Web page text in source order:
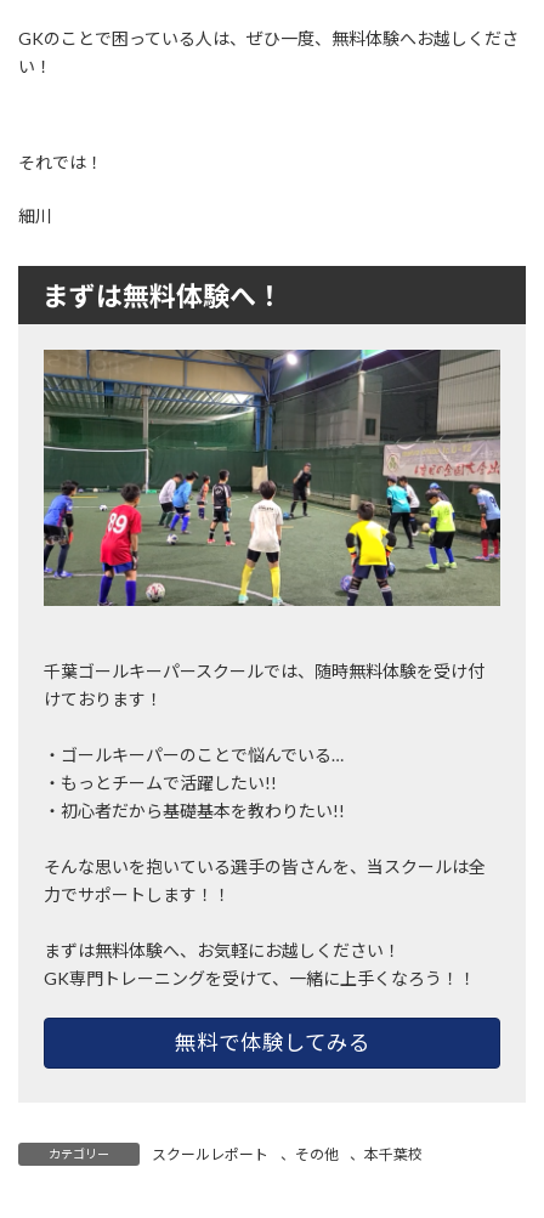
GKのことで困っている人は、ぜひ一度、無料体験へお越しくださ
い！
それでは！
細川
まずは無料体験へ！
千葉ゴールキーパースクールでは、随時無料体験を受け付
けております！
・ゴールキーパーのことで悩んでいる…
・もっとチームで活躍したい!!
・初心者だから基礎基本を教わりたい!!
そんな思いを抱いている選手の皆さんを、当スクールは全
力でサポートします！！
まずは無料体験へ、お気軽にお越しください！
GK専門トレーニングを受けて、一緒に上手くなろう！！
無料で体験してみる
カテゴリー スクールレポート 、 その他 、本千葉校